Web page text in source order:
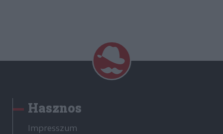
Hasznos
Impresszum